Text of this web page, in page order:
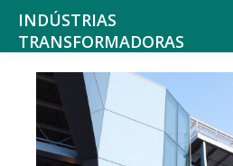
Saltar
para
menu
principal
Skip
main
content
INDÚSTRIAS
TRANSFORMADORAS
Indústrias
alimentares,
bebidas,
tabaco,